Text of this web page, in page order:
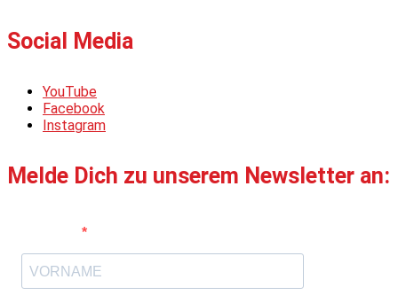
Social Media
YouTube
Facebook
Instagram
Melde Dich zu unserem Newsletter an: